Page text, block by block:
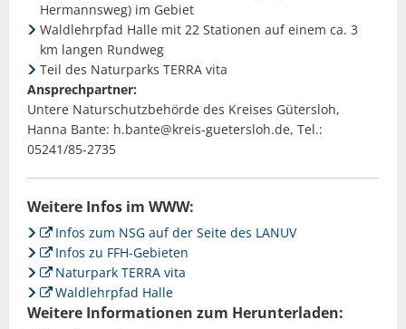
Hermannsweg) im Gebiet
Waldlehrpfad Halle mit 22 Stationen auf einem ca. 3
km langen Rundweg
Teil des Naturparks TERRA vita
Ansprechpartner:
Untere Naturschutzbehörde des Kreises Gütersloh,
Hanna Bante: h.bante@kreis-guetersloh.de, Tel.:
05241/85-2735
Weitere Infos im WWW:
Infos zum NSG auf der Seite des LANUV
Infos zu FFH-Gebieten
Naturpark TERRA vita
Waldlehrpfad Halle
Weitere Informationen zum Herunterladen: